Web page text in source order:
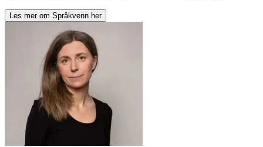
Les mer om Språkvenn her